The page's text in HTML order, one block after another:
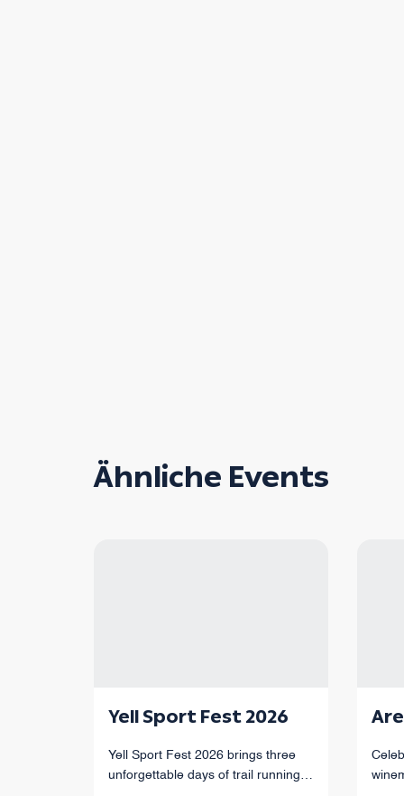
Ähnliche Events
Yell Sport Fest 2026
Yell Sport Fest 2026 brings three
unforgettable days of trail running